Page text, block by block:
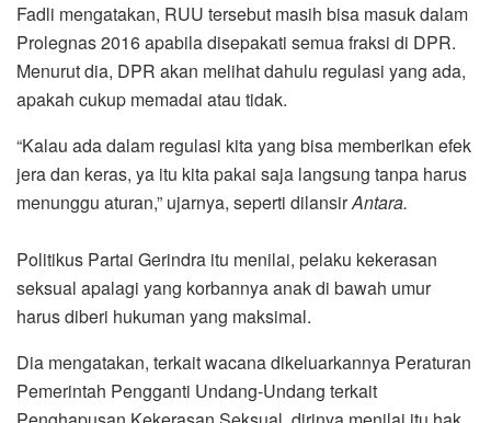
Fadli mengatakan, RUU tersebut masih bisa masuk dalam
Prolegnas 2016 apabila disepakati semua fraksi di DPR.
Menurut dia, DPR akan melihat dahulu regulasi yang ada,
apakah cukup memadai atau tidak.
“Kalau ada dalam regulasi kita yang bisa memberikan efek
jera dan keras, ya itu kita pakai saja langsung tanpa harus
menunggu aturan,” ujarnya, seperti dilansirAntara.
Politikus Partai Gerindra itu menilai, pelaku kekerasan
seksual apalagi yang korbannya anak di bawah umur
harus diberi hukuman yang maksimal.
Dia mengatakan, terkait wacana dikeluarkannya Peraturan
Pemerintah Pengganti Undang-Undang terkait